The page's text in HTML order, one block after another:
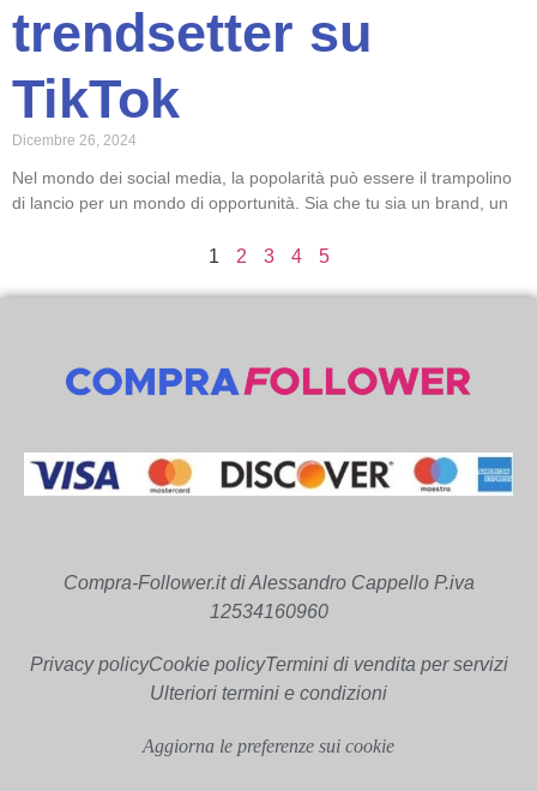
trendsetter su
TikTok
Dicembre 26, 2024
Nel mondo dei social media, la popolarità può essere il trampolino
di lancio per un mondo di opportunità. Sia che tu sia un brand, un
1 2 3 4 5
Compra-Follower.it di Alessandro Cappello P.iva
12534160960
Privacy policyCookie policyTermini di vendita per servizi
Ulteriori termini e condizioni
Aggiorna le preferenze sui cookie